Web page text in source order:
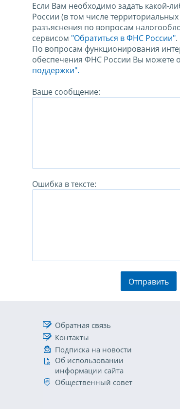
Если Вам необходимо задать какой-
России (в том числе
разъяснения по вопросам
сервисом "Обратиться в ФНС России".
По вопросам функционирования
обеспечения ФНС России Вы можете
поддержки".
Ваше сообщение:
Ошибка в тексте:
Отправить
Обратная связь
Контакты
Подписка на новости
Об использовании
информации сайта
Общественный совет